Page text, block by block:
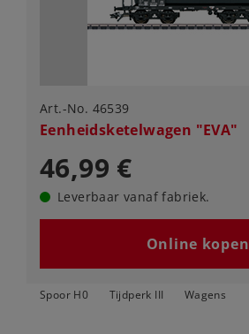
Art.-No. 46539
Eenheidsketelwagen "EVA"
46,99 €
Leverbaar vanaf fabriek.
Online kopen
Spoor H0 Tijdperk III Wagens